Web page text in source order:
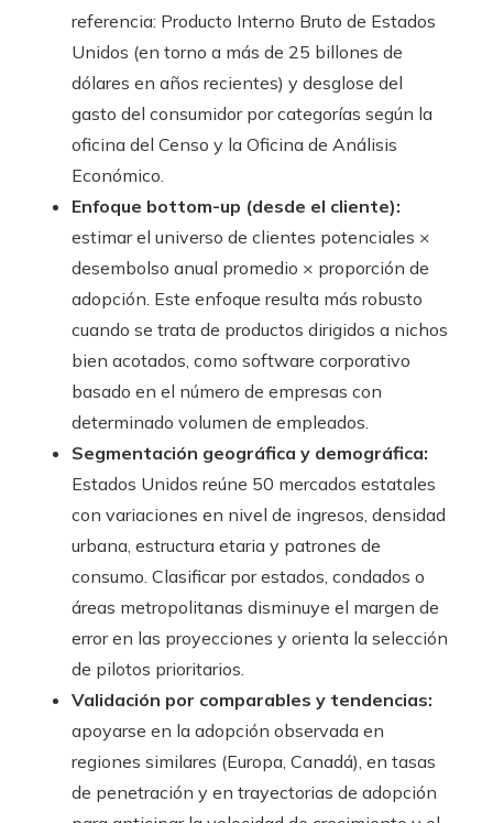
referencia: Producto Interno Bruto de Estados
Unidos (en torno a más de 25 billones de
dólares en años recientes) y desglose del
gasto del consumidor por categorías según la
oficina del Censo y la Oficina de Análisis
Económico.
Enfoque bottom-up (desde el cliente):
estimar el universo de clientes potenciales ×
desembolso anual promedio × proporción de
adopción. Este enfoque resulta más robusto
cuando se trata de productos dirigidos a nichos
bien acotados, como software corporativo
basado en el número de empresas con
determinado volumen de empleados.
Segmentación geográfica y demográfica:
Estados Unidos reúne 50 mercados estatales
con variaciones en nivel de ingresos, densidad
urbana, estructura etaria y patrones de
consumo. Clasificar por estados, condados o
áreas metropolitanas disminuye el margen de
error en las proyecciones y orienta la selección
de pilotos prioritarios.
Validación por comparables y tendencias:
apoyarse en la adopción observada en
regiones similares (Europa, Canadá), en tasas
de penetración y en trayectorias de adopción